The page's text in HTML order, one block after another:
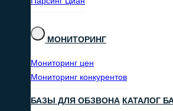
МОНИТОРИНГ
Мониторинг цен
Мониторинг конкурентов
БАЗЫ ДЛЯ ОБЗВОНА КАТАЛОГ